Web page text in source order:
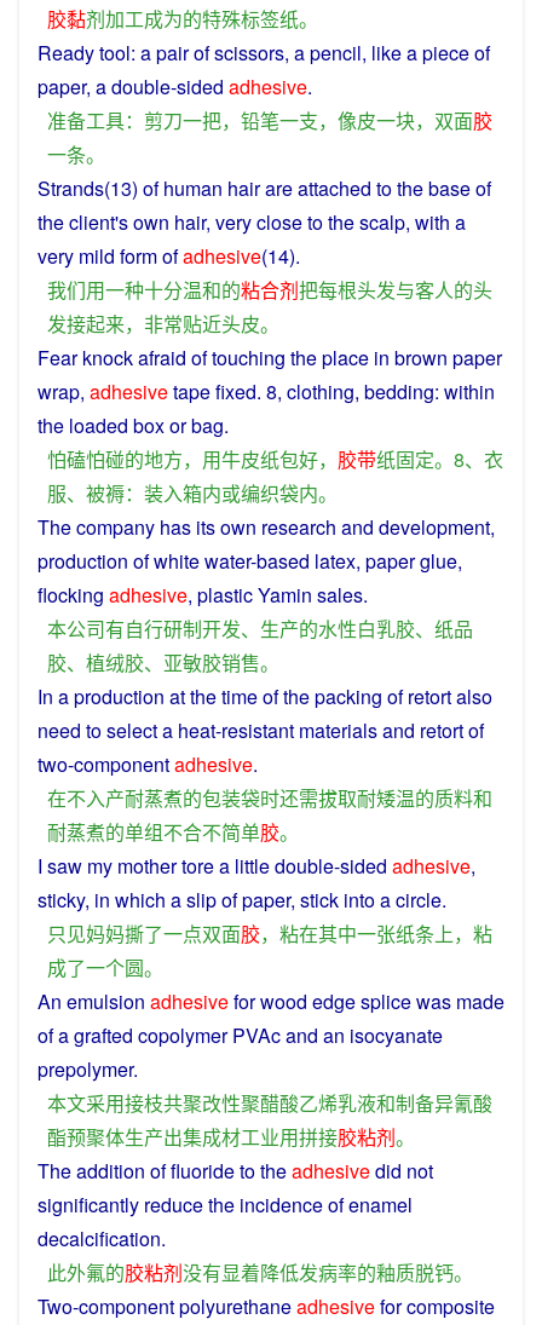
胶黏剂加工成为的特殊标签纸。
Readytool: apairofscissors, apencil, likea piece of
paper, adouble-sided adhesive.
准备工具： 剪刀一把， 铅笔一支， 像皮一块， 双面胶
一条。
Strands(13) of human hairareattached tothebase of
theclient's own hair, verycloseto thescalp, with a
very mild form ofadhesive(14).
我们用一种十分温和的粘合剂把每根头发与客人的头
发接起来， 非常贴近头皮。
Fear knockafraid oftouching theplace in brown paper
wrap, adhesivetapefixed. 8, clothing, bedding: within
the loaded boxorbag.
怕磕怕碰的地方， 用牛皮纸包好， 胶带纸固定。8、 衣
服、 被褥： 装入箱内或编织袋内。
Thecompany has itsown research and development,
production ofwhitewater-based latex, paperglue,
flocking adhesive, plastic Yamin sales.
本公司有自行研制开发、 生产的水性白乳胶、 纸品
胶、 植绒胶、 亚敏胶销售。
In aproduction atthetimeofthepacking ofretortalso
need toselecta heat-resistant materialsand retortof
two-componentadhesive.
在不入产耐蒸煮的包装袋时还需拔取耐矮温的质料和
耐蒸煮的单组不合不简单胶。
I saw my mothertorea little double-sided adhesive,
sticky, in which aslipofpaper, stick intoacircle.
只见妈妈撕了一点双面胶， 粘在其中一张纸条上， 粘
成了一个圆。
An emulsion adhesivefor wood edgesplicewas made
ofagrafted copolymerPVAcand an isocyanate
prepolymer.
本文采用接枝共聚改性聚醋酸乙烯乳液和制备异氰酸
酯预聚体生产出集成材工业用拼接胶粘剂。
Theaddition offluorideto theadhesivedid not
significantly reducethe incidenceofenamel
decalcification.
此外氟的胶粘剂没有显着降低发病率的釉质脱钙。
Two-componentpolyurethaneadhesiveforcomposite